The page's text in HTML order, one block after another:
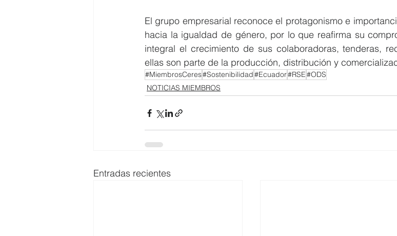
El grupo empresarial reconoce el protagonismo e
hacia la igualdad de género, por lo que reafirma su
integral el crecimiento de sus colaboradoras, tenderas,
ellas son parte de la producción, distribución y
#MiembrosCeres#Sostenibilidad#Ecuador#RSE#ODS
NOTICIAS MIEMBROS
Entradas recientes